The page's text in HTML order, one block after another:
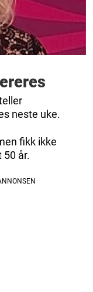
neste uke.
fikk ikke
50 år.